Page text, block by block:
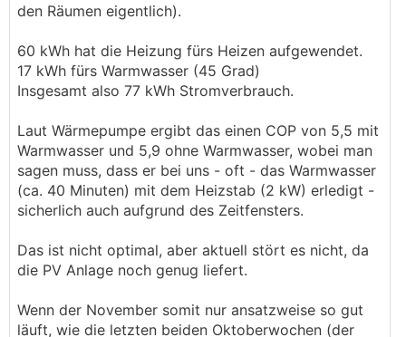
den Räumen eigentlich).
60 kWh hat die Heizung fürs Heizen aufgewendet.
17 kWh fürs Warmwasser (45 Grad)
Insgesamt also 77 kWh Stromverbrauch.
Laut Wärmepumpe ergibt das einen COP von 5,5 mit
Warmwasser und 5,9 ohne Warmwasser, wobei man
sagen muss, dass er bei uns - oft - das Warmwasser
(ca. 40 Minuten) mit dem Heizstab (2 kW) erledigt -
sicherlich auch aufgrund des Zeitfensters.
Das ist nicht optimal, aber aktuell stört es nicht, da
die PV Anlage noch genug liefert.
Wenn der November somit nur ansatzweise so gut
läuft, wie die letzten beiden Oktoberwochen (der